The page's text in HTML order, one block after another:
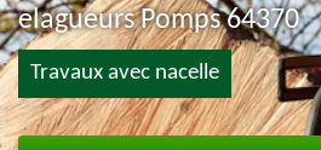
elagueurs Pomps 64370
Travaux avec nacelle